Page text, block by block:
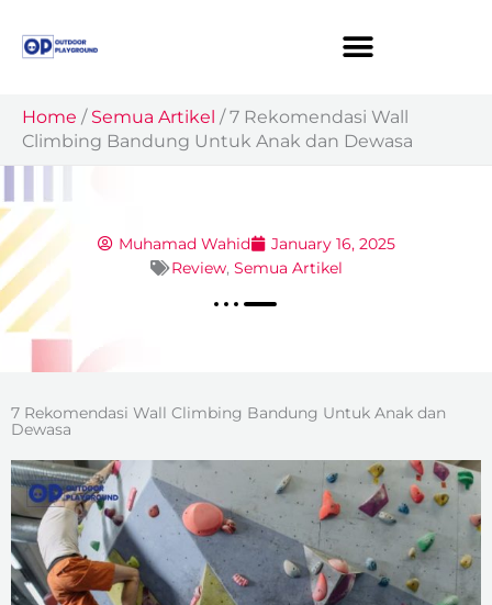
content
Home / Semua Artikel /7 Rekomendasi Wall
Climbing Bandung Untuk Anak dan Dewasa
Muhamad Wahid
January 16, 2025
Review, Semua Artikel
7 Rekomendasi Wall Climbing Bandung Untuk Anak dan
Dewasa